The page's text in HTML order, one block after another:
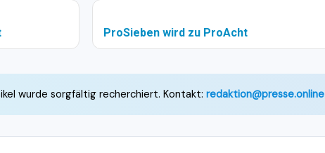
ProSieben wird zu ProAcht
wurde sorgfältig recherchiert. Kontakt: redaktion@presse.online